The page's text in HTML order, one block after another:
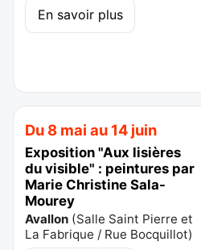
En savoir plus
Du 8 mai au 14 juin
Exposition "Aux lisières
du visible" : peintures par
Marie Christine Sala-
Mourey
Avallon (Salle Saint Pierre et
La Fabrique / Rue Bocquillot)